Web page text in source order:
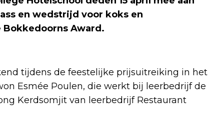
en wedstrijd voor koks en
Award.
tijdens de feestelijke prijsuitreiking in het
Esmée Poulen, die werkt bij leerbedrijf de
Kerdsomjit van leerbedrijf Restaurant